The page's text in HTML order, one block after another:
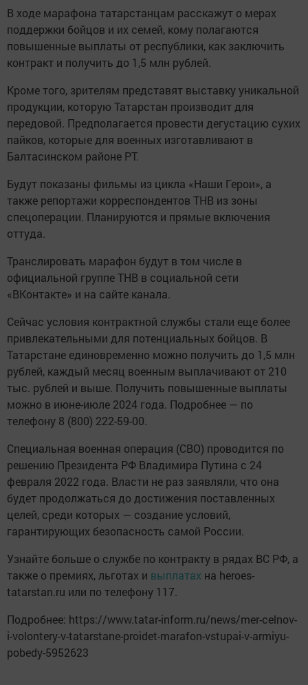
В ходе марафона татарстанцам расскажут о мерах
поддержки бойцов и их семей, кому полагаются
повышенные выплаты от республики, как заключить
контракт и получить до 1,5 млн рублей.
Кроме того, зрителям представят выставку уникальной
продукции, которую Татарстан производит для
передовой. Предполагается провести дегустацию сухих
пайков, которые для военных изготавливают в
Балтасинском районе РТ.
Будут показаны фильмы из цикла «Наши Герои», а
также репортажи корреспондентов ТНВ из зоны
спецоперации. Планируются и прямые включения
оттуда.
Транслировать марафон будут в том числе в
официальной группе ТНВ в социальной сети
«ВКонтакте» и на сайте канала.
Сейчас условия контрактной службы стали еще более
привлекательными для потенциальных бойцов. В
Татарстане единовременно можно получить до 1,5 млн
рублей, каждый месяц военным выплачивают от 210
тыс. рублей и выше. Получить повышенные выплаты
можно в июне-июле 2024 года. Подробнее — по
телефону 8 (800) 222-59-00.
Специальная военная операция (СВО) проводится по
решению Президента РФ Владимира Путина с 24
февраля 2022 года. Власти не раз заявляли, что она
будет продолжаться до достижения поставленных
целей, среди которых — создание условий,
гарантирующих безопасность самой России.
Узнайте больше о службе по контракту в рядах ВС РФ, а
также о премиях, льготах и выплатах на heroes-
tatarstan.ru или по телефону 117.
Подробнее: https://www.tatar-inform.ru/news/mer-celnov-
i-volontery-v-tatarstane-proidet-marafon-vstupai-v-armiyu-
pobedy-5952623